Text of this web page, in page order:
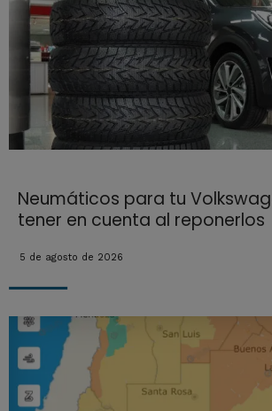
Neumáticos para tu
tener en cuenta al reponerlos
5 de agosto de 2026